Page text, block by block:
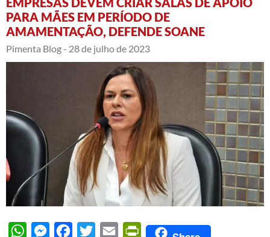
PARA MÃES EM PERÍODO DE
AMAMENTAÇÃO, DEFENDE SOANE
Pimenta Blog - 28 de julho de 2023
WhatsAppMessengerFacebook
Twitter Email PrintFriendly